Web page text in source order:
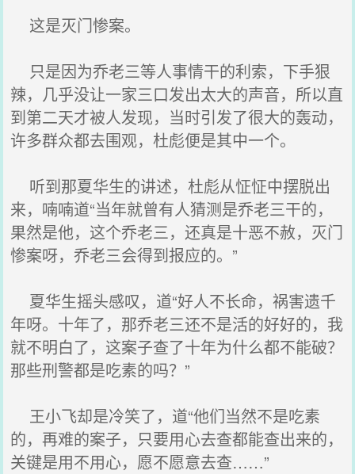
这是灭门惨案。
只是因为乔老三等人事情干的利索，下手狠
辣，几乎没让一家三口发出太大的声音，所以直
到第二天才被人发现，当时引发了很大的轰动，
许多群众都去围观，杜彪便是其中一个。
听到那夏华生的讲述，杜彪从怔怔中摆脱出
来，喃喃道“当年就曾有人猜测是乔老三干的，
果然是他，这个乔老三，还真是十恶不赦，灭门
惨案呀，乔老三会得到报应的。”
夏华生摇头感叹，道“好人不长命，祸害遗千
年呀。十年了，那乔老三还不是活的好好的，我
就不明白了，这案子查了十年为什么都不能破？
那些刑警都是吃素的吗？”
王小飞却是冷笑了，道“他们当然不是吃素
的，再难的案子，只要用心去查都能查出来的，
关键是用不用心，愿不愿意去查……”